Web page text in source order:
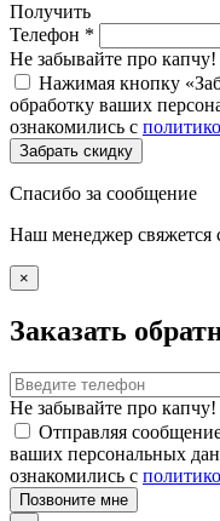
Получить
Телефон *
Не забывайте про капчу!
Нажимая кнопку
обработку ваших
ознакомились с
Забрать скидку
Спасибо за сообщение
Наш менеджер свяжется
×
Заказать
Не забывайте про капчу!
Отправляя
ваших персональных
ознакомились с
Позвоните мне